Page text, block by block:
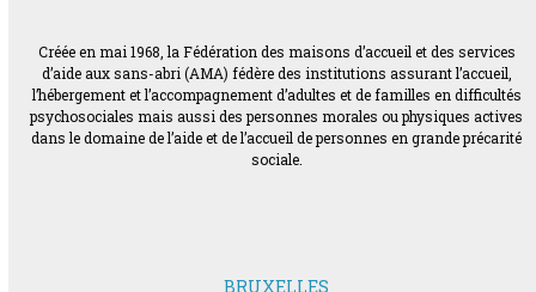
Créée en mai 1968, la Fédération des maisons d’accueil et des services
d’aide aux sans-abri (AMA) fédère des institutions assurant l’accueil,
l’hébergement et l’accompagnement d’adultes et de familles en difficultés
psychosociales mais aussi des personnes morales ou physiques actives
dans le domaine de l’aide et de l’accueil de personnes en grande précarité
sociale.
BRUXELLES